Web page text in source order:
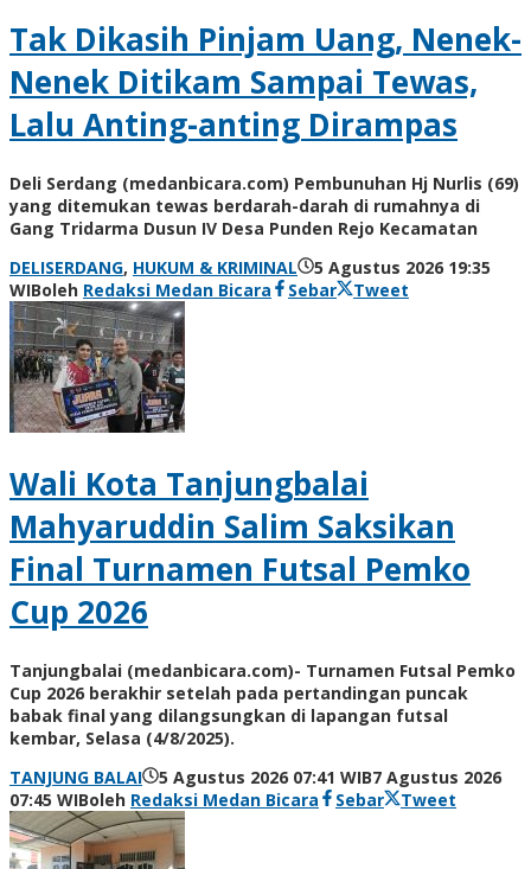
Tak Dikasih Pinjam Uang, Nenek-
Nenek Ditikam Sampai Tewas,
Lalu Anting-anting Dirampas
Deli Serdang (medanbicara.com) Pembunuhan Hj Nurlis (69)
yang ditemukan tewas berdarah-darah di rumahnya di
Gang Tridarma Dusun IV Desa Punden Rejo Kecamatan
DELISERDANG, HUKUM & KRIMINAL
5 Agustus 2026 19:35
WIBoleh Redaksi Medan Bicara Sebar Tweet
Wali Kota Tanjungbalai
Mahyaruddin Salim Saksikan
Final Turnamen Futsal Pemko
Cup 2026
Tanjungbalai (medanbicara.com)- Turnamen Futsal Pemko
Cup 2026 berakhir setelah pada pertandingan puncak
babak final yang dilangsungkan di lapangan futsal
kembar, Selasa (4/8/2025).
TANJUNG BALAI
5 Agustus 2026 07:41 WIB7 Agustus 2026
07:45 WIBoleh Redaksi Medan Bicara Sebar Tweet